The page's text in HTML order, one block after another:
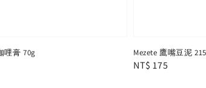
哩膏 70g Mezete 鷹嘴豆泥
Regular
NT$ 175